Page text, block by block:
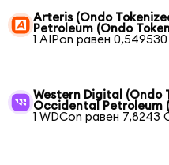
Arteris (Ondo
Petroleum (Ondo
1 AIPon равен 0,549530
Western Digital (Ondo
Occidental Petroleum
1 WDCon равен 7,8243